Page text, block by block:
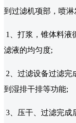
到过滤机项部，喷淋
1、打浆，锥体料液
滤液的均匀度;
2、过滤设备过滤完
到湿排干排等功能;
3、压干、过滤完成